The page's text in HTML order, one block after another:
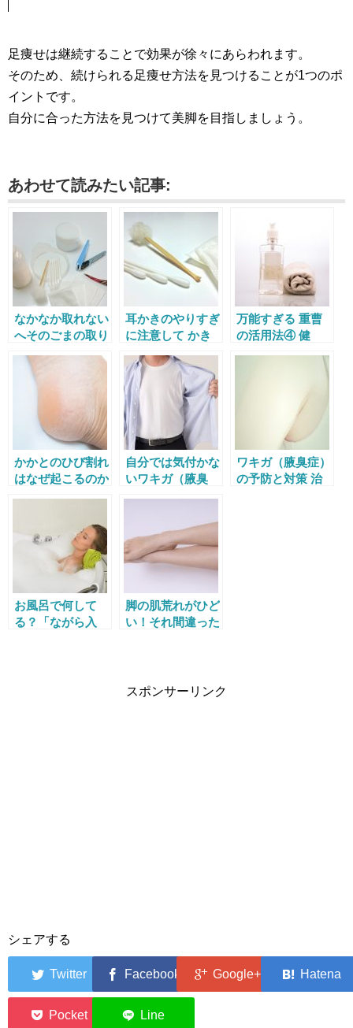
足痩せは継続することで効果が徐々にあらわれます。
そのため、続けられる足痩せ方法を見つけることが1つのポ
イントです。
自分に合った方法を見つけて美脚を目指しましょう。
あわせて読みたい記事:
なかなか取れない
へそのごまの取り
るは迷信？
耳かきのやりすぎ
に注意して かき
の危険性とは？
万能すぎる 重曹
の活用法④ 健
かかとのひび割れ
はなぜ起こるのか
自分では気付かな
いワキガ（腋臭
ワキガ（腋臭症）
の予防と対策 治
お風呂で何して
る？「ながら入
脚の肌荒れがひど
い！それ間違った
スポンサーリンク
シェアする